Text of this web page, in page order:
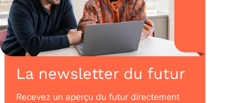
La newsletter du futur
Recevez un aperçu du futur directement